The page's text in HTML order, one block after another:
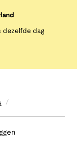
dezelfde dag
/